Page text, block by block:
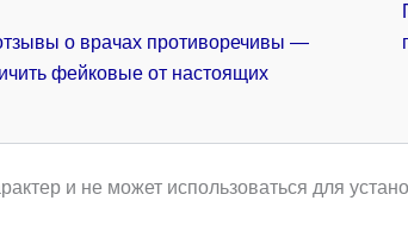
о врачах противоречивы —
фейковые от настоящих
и не может использоваться для